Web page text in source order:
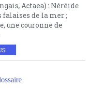
Actaea) : Néréide
falaises de la mer ;
une couronne de